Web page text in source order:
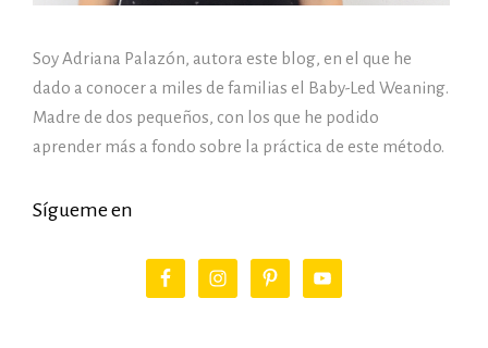
Soy Adriana Palazón, autora este blog, en el que he
dado a conocer a miles de familias el Baby-Led Weaning.
Madre de dos pequeños, con los que he podido
aprender más a fondo sobre la práctica de este método.
Sígueme en